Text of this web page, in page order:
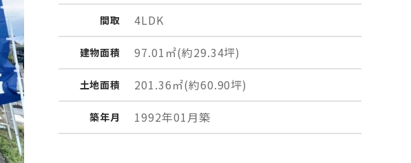
間取 4LDK
建物面積 97.01㎡(約29.34坪)
土地面積 201.36㎡(約60.90坪)
築年月 1992年01月築